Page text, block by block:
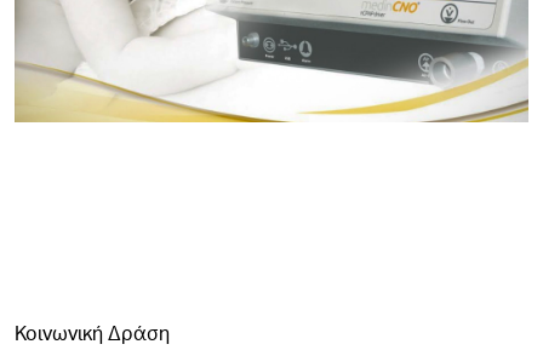
Κοινωνική Δράση